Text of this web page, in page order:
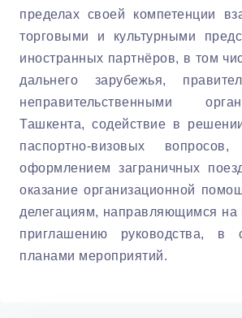
пределах своей компетенции
торговыми и культурными
иностранных партнёров, в том
дальнего зарубежья,
неправительственными
Ташкента, содействие в
паспортно-визовых
оформлением заграничных
оказание организационной
делегациям, направляющимся на
приглашению руководства, в
планами мероприятий.